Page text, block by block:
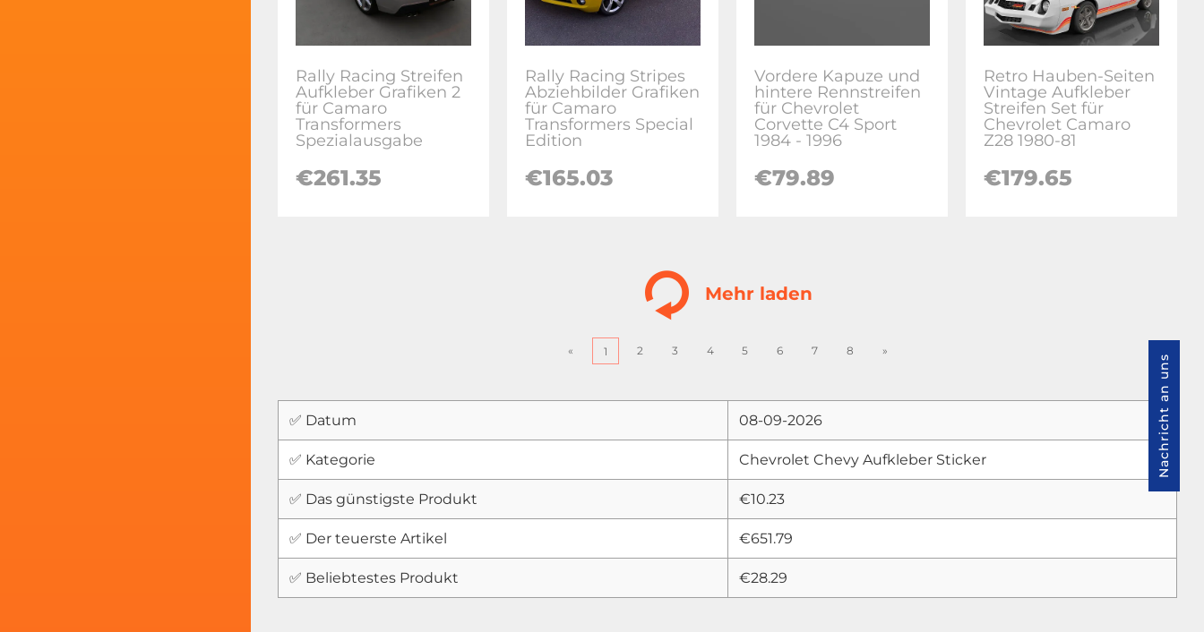
Rally Racing Streifen
Aufkleber Grafiken 2
für Camaro
Transformers
Spezialausgabe
€261.35
Rally Racing Stripes
Abziehbilder Grafiken
für Camaro
Transformers Special
Edition
€165.03
Vordere Kapuze und
hintere Rennstreifen
für Chevrolet
Corvette C4 Sport
1984 - 1996
€79.89
Retro Hauben-Seiten
Vintage Aufkleber
Streifen Set für
Chevrolet Camaro
Z28 1980-81
€179.65
Mehr laden
« 1 2 3 4 5 6 7 8 »
✅ Datum 08-09-2026
✅ Kategorie Chevrolet Chevy Aufkleber Sticker
✅ Das günstigste Produkt €10.23
✅ Der teuerste Artikel €651.79
✅ Beliebtestes Produkt €28.29
Nachricht an uns